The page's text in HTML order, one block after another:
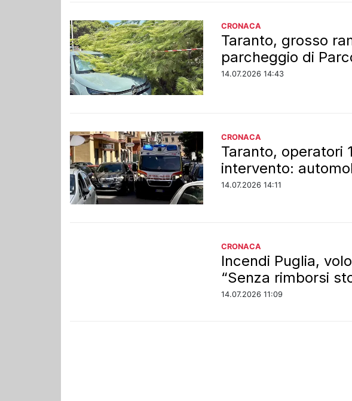
CRONACA
Taranto, grosso
parcheggio di
14.07.2026 14:43
CRONACA
Taranto, operatori
intervento:
14.07.2026 14:11
CRONACA
Incendi Puglia,
“Senza rimborsi
14.07.2026 11:09